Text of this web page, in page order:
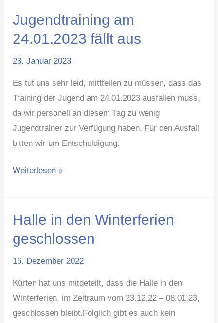
Jugendtraining am
24.01.2023 fällt aus
23. Januar 2023
Es tut uns sehr leid, mittteilen zu müssen, dass das
Training der Jugend am 24.01.2023 ausfallen muss,
da wir personell an diesem Tag zu wenig
Jugendtrainer zur Verfügung haben. Für den Ausfall
bitten wir um Entschuldigung.
Jugendtraining
am
fällt
aus
Weiterlesen »
Halle in den Winterferien
geschlossen
16. Dezember 2022
Kürten hat uns mitgeteilt, dass die Halle in den
Winterferien, im Zeitraum vom 23.12.22 – 08.01.23,
geschlossen bleibt.Folglich gibt es auch kein
Halle
den
Winterferien
geschlossen